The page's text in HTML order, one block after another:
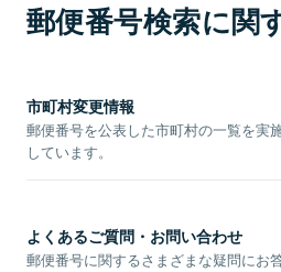
郵便番号検索に関
市町村変更情報
郵便番号を公表した市町村の一覧を実
しています。
よくあるご質問・お問い合わせ
郵便番号に関するさまざまな疑問にお